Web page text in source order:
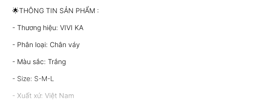
🌟THÔNG TIN SẢN PHẨM :
- Thương hiệu: VIVI KA
- Phân loại: Chân váy
- Màu sắc: Trắng
- Size: S-M-L
- Xuất xứ: Việt Nam